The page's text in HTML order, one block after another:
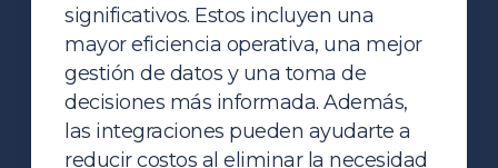
significativos. Estos incluyen una
mayor eficiencia operativa, una mejor
gestión de datos y una toma de
decisiones más informada. Además,
las integraciones pueden ayudarte a
reducir costos al eliminar la necesidad